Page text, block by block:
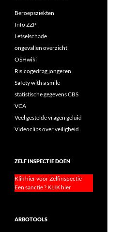
Beroepsziekten
Info ZZP
Letselschade
ongevallen overzicht
OSHwiki
Risicogedrag jongeren
Safety with a smile
statistische gegevens CBS
VCA
Veel gestelde vragen geluid
Videoclips over veiligheid
ZELF INSPECTIE DOEN
Klik hier voor Zelfinspectie
Een sanctie ? KLIK hier
ARBOTOOLS